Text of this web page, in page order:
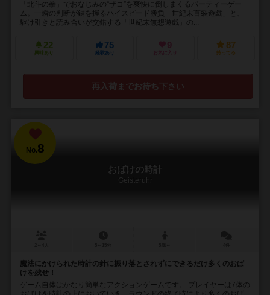
「北斗の拳」でおなじみの“ザコ”を爽快に倒しまくるパーティーゲー
ム。一瞬の判断が鍵を握るハイスピード勝負「世紀末百裂遊戯」と、
駆け引きと読み合いが交錯する「世紀末無想遊戯」の...
22
興味あり
75
経験あり
9
お気に入り
87
持ってる
再入荷までお待ち下さい
No.8
おばけの時計
Geisteruhr
魔法にかけられた時計の針に振り落とされずにできるだけ多くのおば
けを残せ！
ゲーム自体はかなり簡単なアクションゲームです。 プレイヤーは7体の